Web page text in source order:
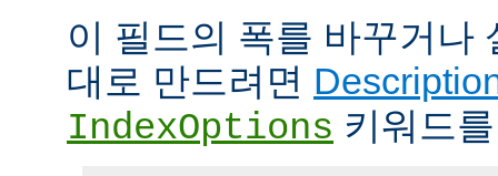
이 필드의 폭를 바꾸거나
대로 만드려면
IndexOptions 키워드